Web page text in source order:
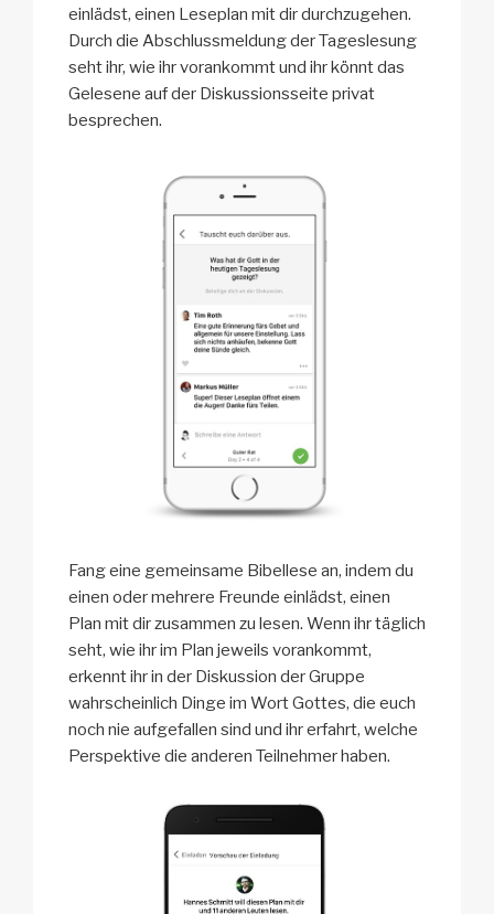
einlädst, einen Leseplan mit dir durchzugehen.
Durch die Abschlussmeldung der Tageslesung
seht ihr, wie ihr vorankommt und ihr könnt das
Gelesene auf der Diskussionsseite privat
besprechen.
Fang eine gemeinsame Bibellese an, indem du
einen oder mehrere Freunde einlädst, einen
Plan mit dir zusammen zu lesen. Wenn ihr täglich
seht, wie ihr im Plan jeweils vorankommt,
erkennt ihr in der Diskussion der Gruppe
wahrscheinlich Dinge im Wort Gottes, die euch
noch nie aufgefallen sind und ihr erfahrt, welche
Perspektive die anderen Teilnehmer haben.